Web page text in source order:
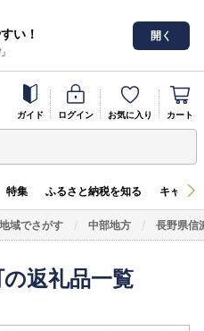
い！
開く
ガイド ログイン お気に入り カート
特集 ふるさと納税を知る キャン
地域でさがす 中部地方 長野県信
返礼品一覧